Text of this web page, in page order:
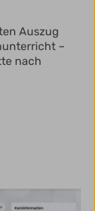
Auszug
–
nach